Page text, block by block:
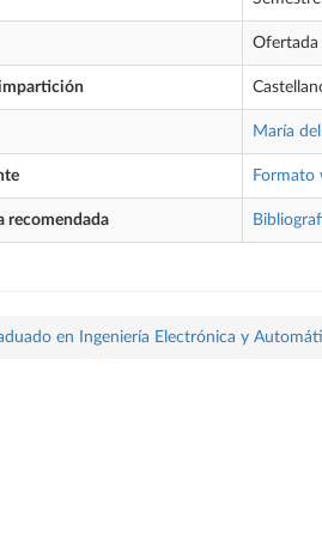
Ofertada
María
Formato
recomendada
en Ingeniería Electrónica y